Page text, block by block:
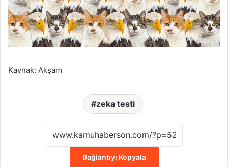
Kaynak: Akşam
zeka testi
Bağlantıyı Kopyala